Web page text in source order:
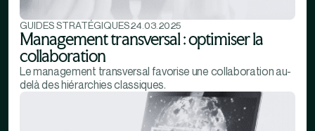
GUIDES STRATÉGIQUES24.03.2025
Management transversal : optimiser la
collaboration
Le management transversal favorise une collaboration au-
delà des hiérarchies classiques.